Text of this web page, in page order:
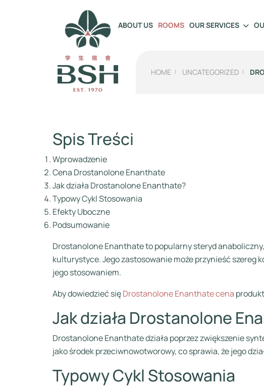
ABOUT US ROOMS OUR SERVICES
HOME UNCATEGORIZED
Spis Treści
Wprowadzenie
Cena Drostanolone Enanthate
Jak działa Drostanolone Enanthate?
Typowy Cykl Stosowania
Efekty Uboczne
Podsumowanie
Drostanolone Enanthate to popularny steryd
kulturystyce. Jego zastosowanie może przynieść szereg
jego stosowaniem.
Aby dowiedzieć sięDrostanolone Enanthate cena
Jak działa Drostanolone
Drostanolone Enanthate działa poprzez zwiększenie
jako środek przeciwnowotworowy, co sprawia, że jego
Typowy Cykl Stosowania